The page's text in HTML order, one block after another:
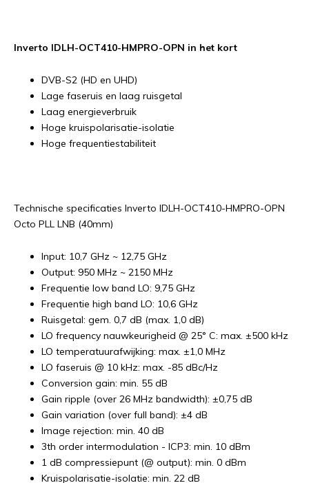
Inverto IDLH-OCT410-HMPRO-OPN in het kort
DVB-S2 (HD en UHD)
Lage faseruis en laag ruisgetal
Laag energieverbruik
Hoge kruispolarisatie-isolatie
Hoge frequentiestabiliteit
Technische specificaties Inverto IDLH-OCT410-HMPRO-OPN
Octo PLL LNB (40mm)
Input: 10,7 GHz ~ 12,75 GHz
Output: 950 MHz ~ 2150 MHz
Frequentie low band LO: 9,75 GHz
Frequentie high band LO: 10,6 GHz
Ruisgetal: gem. 0,7 dB (max. 1,0 dB)
LO frequency nauwkeurigheid @ 25° C: max. ±500 kHz
LO temperatuurafwijking: max. ±1,0 MHz
LO faseruis @ 10 kHz: max. -85 dBc/Hz
Conversion gain: min. 55 dB
Gain ripple (over 26 MHz bandwidth): ±0,75 dB
Gain variation (over full band): ±4 dB
Image rejection: min. 40 dB
3th order intermodulation - ICP3: min. 10 dBm
1 dB compressiepunt (@ output): min. 0 dBm
Kruispolarisatie-isolatie: min. 22 dB